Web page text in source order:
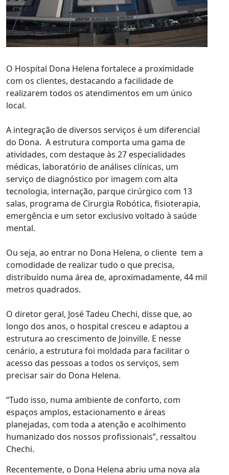
O Hospital Dona Helena fortalece a proximidade
com os clientes, destacando a facilidade de
realizarem todos os atendimentos em um único
local.
A integração de diversos serviços é um diferencial
do Dona. A estrutura comporta uma gama de
atividades, com destaque às 27 especialidades
médicas, laboratório de análises clínicas, um
serviço de diagnóstico por imagem com alta
tecnologia, internação, parque cirúrgico com 13
salas, programa de Cirurgia Robótica, fisioterapia,
emergência e um setor exclusivo voltado à saúde
mental.
Ou seja, ao entrar no Dona Helena, o cliente tem a
comodidade de realizar tudo o que precisa,
distribuído numa área de, aproximadamente, 44 mil
metros quadrados.
O diretor geral, José Tadeu Chechi, disse que, ao
longo dos anos, o hospital cresceu e adaptou a
estrutura ao crescimento de Joinville. E nesse
cenário, a estrutura foi moldada para facilitar o
acesso das pessoas a todos os serviços, sem
precisar sair do Dona Helena.
“Tudo isso, numa ambiente de conforto, com
espaços amplos, estacionamento e áreas
planejadas, com toda a atenção e acolhimento
humanizado dos nossos profissionais”, ressaltou
Chechi.
Recentemente, o Dona Helena abriu uma nova ala